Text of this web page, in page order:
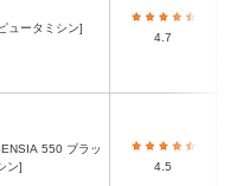
ュータミシン]
4.7
ン]
4.5